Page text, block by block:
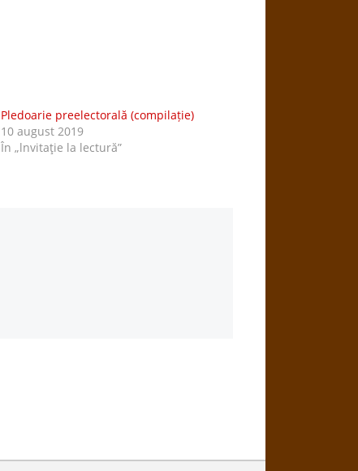
Pledoarie preelectorală (compilație)
10 august 2019
În „lnvitaţie la lectură”